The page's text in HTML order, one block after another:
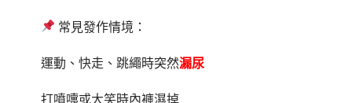
常見發作情境：
運動、快走、跳繩時突然漏尿
打噴嚏或大笑時內褲濕掉